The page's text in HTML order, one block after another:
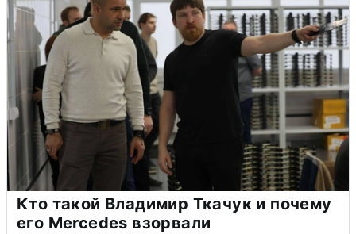
Кто такой Владимир Ткачук и почему
его Mercedes взорвали